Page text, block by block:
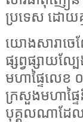
ប្រទេស ដោយគ្
យោងសារាចេ
ផ្សព្វផ្សាយ
មហាផ្ទៃលេ
ក្រសួងមហាផ្ទៃ
បុគ្គលណាដែល